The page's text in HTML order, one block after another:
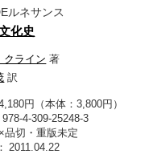
ルネサンス
化史
クライン 著
訳
円（本体：3,800円）
978-4-309-25248-3
×品切・重版未定
2011.04.22